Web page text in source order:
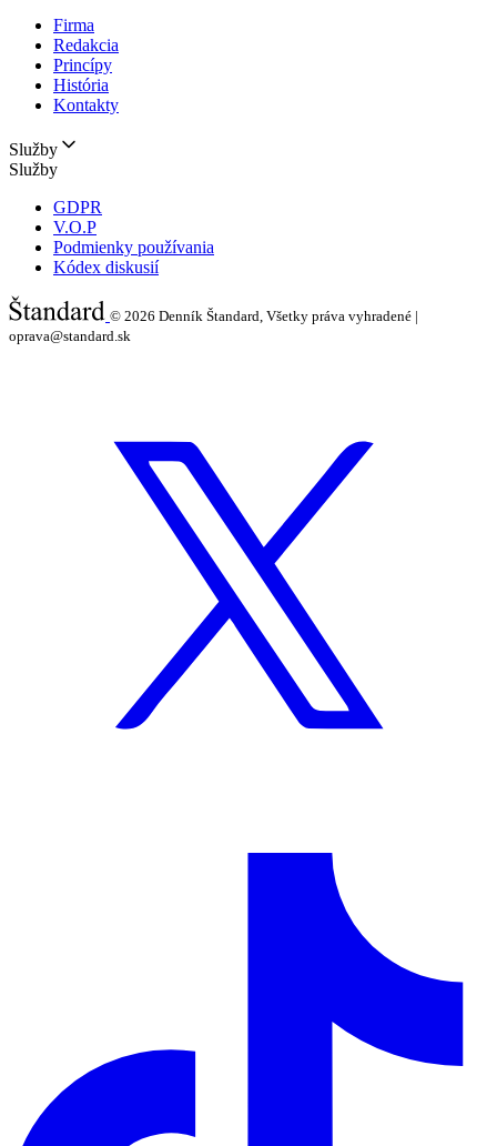
Firma
Redakcia
Princípy
História
Kontakty
Služby
Služby
GDPR
V.O.P
Podmienky používania
Kódex diskusií
© 2026 Denník Štandard, Všetky práva vyhradené |
oprava@standard.sk